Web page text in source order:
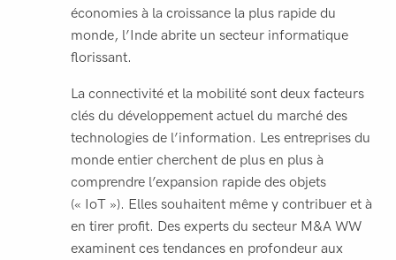
économies à la croissance la plus rapide du
monde, l’Inde abrite un secteur informatique
florissant.
La connectivité et la mobilité sont deux facteurs
clés du développement actuel du marché des
technologies de l’information. Les entreprises du
monde entier cherchent de plus en plus à
comprendre l’expansion rapide des objets
(« IoT »). Elles souhaitent même y contribuer et à
en tirer profit. Des experts du secteur M&A WW
examinent ces tendances en profondeur aux